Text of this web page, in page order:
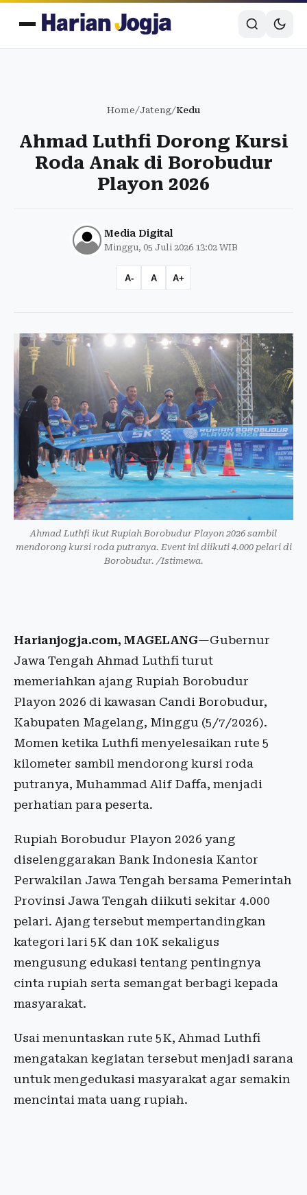
Home/Jateng/Kedu
Ahmad Luthfi Dorong Kursi
Roda Anak di Borobudur
Playon 2026
Media Digital
Minggu, 05 Juli 2026 13:02 WIB
A- A A+
Ahmad Luthfi ikut Rupiah Borobudur Playon 2026 sambil
mendorong kursi roda putranya. Event ini diikuti 4.000 pelari di
Borobudur. /Istimewa.
Harianjogja.com, MAGELANG—Gubernur
Jawa Tengah Ahmad Luthfi turut
memeriahkan ajang Rupiah Borobudur
Playon 2026 di kawasan Candi Borobudur,
Kabupaten Magelang, Minggu (5/7/2026).
Momen ketika Luthfi menyelesaikan rute 5
kilometer sambil mendorong kursi roda
putranya, Muhammad Alif Daffa, menjadi
perhatian para peserta.
Rupiah Borobudur Playon 2026 yang
diselenggarakan Bank Indonesia Kantor
Perwakilan Jawa Tengah bersama Pemerintah
Provinsi Jawa Tengah diikuti sekitar 4.000
pelari. Ajang tersebut mempertandingkan
kategori lari 5K dan 10K sekaligus
mengusung edukasi tentang pentingnya
cinta rupiah serta semangat berbagi kepada
masyarakat.
Usai menuntaskan rute 5K, Ahmad Luthfi
mengatakan kegiatan tersebut menjadi sarana
untuk mengedukasi masyarakat agar semakin
mencintai mata uang rupiah.